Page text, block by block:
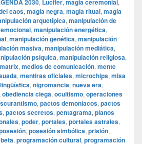
2030, Lucifer, magia ceremonial,
caos, magia negra, magia ritual, magia
arquetípica, manipulación de
, manipulación energética,
, manipulación genética, manipulación
masiva, manipulación mediática,
psíquica, manipulación religiosa,
matrix, medios de comunicación, mente
, mentiras oficiales, microchips, misa
, nigromancia, nueva era,
obediencia ciega, ocultismo, operaciones
, pactos demoníacos, pactos
, pactos secretos, pentagrama, planos
, poder, portales, portales astrales,
, posesión simbólica, prisión,
, programación cultural, programación